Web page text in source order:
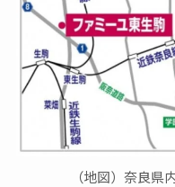
（地図）奈良県